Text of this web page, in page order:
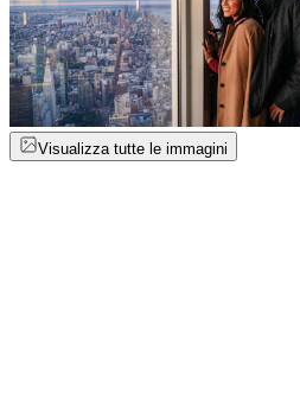
Visualizza tutte le immagini